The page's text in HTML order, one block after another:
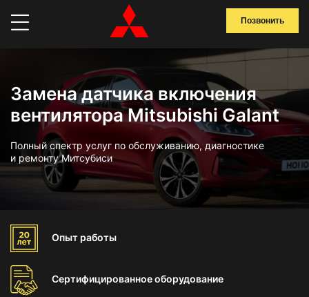
Позвонить
Замена датчика включения
вентилятора Mitsubishi Galant
Полный спектр услуг по обслуживанию, диагностике
и ремонту Митсубиси
Опыт работы
Сертифицированноеоборудование